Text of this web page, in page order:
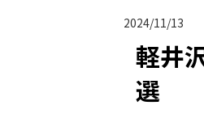
2024/11/13
軽井
選